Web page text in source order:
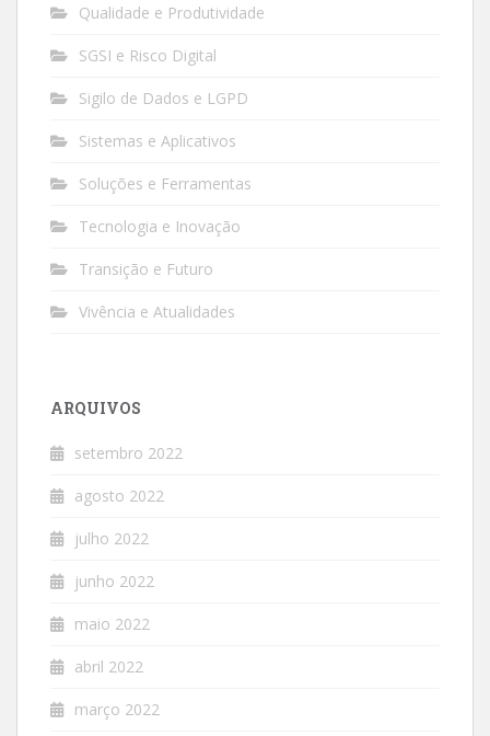
Qualidade e Produtividade
SGSI e Risco Digital
Sigilo de Dados e LGPD
Sistemas e Aplicativos
Soluções e Ferramentas
Tecnologia e Inovação
Transição e Futuro
Vivência e Atualidades
ARQUIVOS
setembro 2022
agosto 2022
julho 2022
junho 2022
maio 2022
abril 2022
março 2022